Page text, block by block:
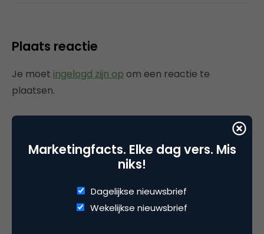
Plaats reactie
Je moet ingelogd zijn op om een reactie te
plaatsen.
Gerelateerde artikelen
Rebel with or without a cause?
Wake-upcall voor ontwerpers
en merkeigenaren
Marketingfacts. Elke dag vers. Mis
niks!
Dagelijkse nieuwsbrief
Wekelijkse nieuwsbrief